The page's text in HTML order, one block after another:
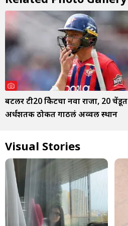
बटलर टी20 क्रिकेटचा नवा राजा, 20 चेंडूत
अर्धशतक ठोकत गाठलं अव्वल स्थान
Visual Stories